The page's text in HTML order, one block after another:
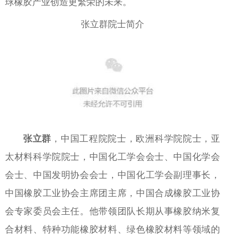
张立群院士简介
张立群 ，中国工程院院士，欧洲科学院院士，亚
太材料科学院院士，中国化工学会会士、中国化学会
会士、中国发明协会会士，中国化工学会副理事长，
中国橡胶工业协会主席团主席，中国合成橡胶工业协
会专家委员会主任。他带领团队长期从事橡胶纳米复
合材料、特种功能橡胶材料、绿色橡胶材料等领域的